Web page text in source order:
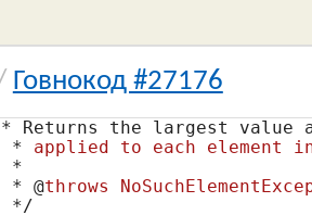
Говнокод #27176
* Returns the largest value
* applied to each element
*
* @throws
*/